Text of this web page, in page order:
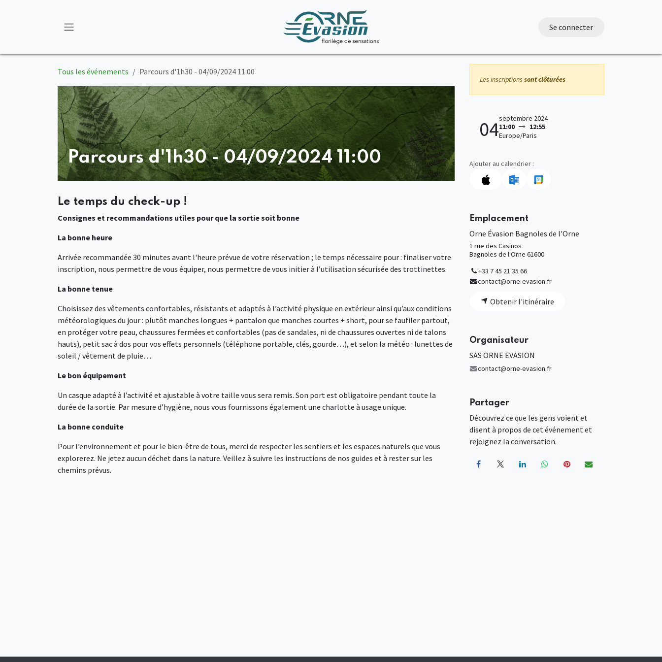
Se connecter
Tous les événements Parcours d'1h30 - 04/09/2024 11:00
Parcours d'1h30 - 04/09/2024 11:00
Le temps du check-up !
Consignes et recommandations utiles pour que la sortie soit bonne
La bonne heure
Arrivée recommandée 30 minutes avant l'heure prévue de votre réservation ; le temps nécessaire pour : finaliser votre
inscription, nous permettre de vous équiper, nous permettre de vous initier à l’utilisation sécurisée des trottinettes.
La bonne tenue
Choisissez des vêtements confortables, résistants et adaptés à l’activité physique en extérieur ainsi qu’aux conditions
météorologiques du jour : plutôt manches longues + pantalon que manches courtes + short, pour se faufiler partout,
en protéger votre peau, chaussures fermées et confortables (pas de sandales, ni de chaussures ouvertes ni de talons
hauts), petit sac à dos pour vos effets personnels (téléphone portable, clés, gourde…), et selon la météo : lunettes de
soleil / vêtement de pluie…
Le bon équipement
Un casque adapté à l’activité et ajustable à votre taille vous sera remis. Son port est obligatoire pendant toute la
durée de la sortie. Par mesure d’hygiène, nous vous fournissons également une charlotte à usage unique.
La bonne conduite
Pour l’environnement et pour le bien-être de tous, merci de respecter les sentiers et les espaces naturels que vous
explorerez. Ne jetez aucun déchet dans la nature. Veillez à suivre les instructions de nos guides et à rester sur les
chemins prévus.
Les inscriptions sont clôturées
04septembre 2024
11:00
12:55
Europe/Paris
Ajouter au calendrier :
Emplacement
Orne Évasion Bagnoles de l'Orne
1 rue des Casinos
Bagnoles de l'Orne 61600
+33 7 45 21 35 66
contact@orne-evasion.fr
Obtenir l'itinéraire
Organisateur
SAS ORNE EVASION
contact@orne-evasion.fr
Partager
Découvrez ce que les gens voient et
disent à propos de cet événement et
rejoignez la conversation.